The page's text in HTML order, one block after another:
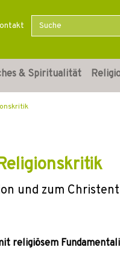
& Spiritualität
und zum
religiösem